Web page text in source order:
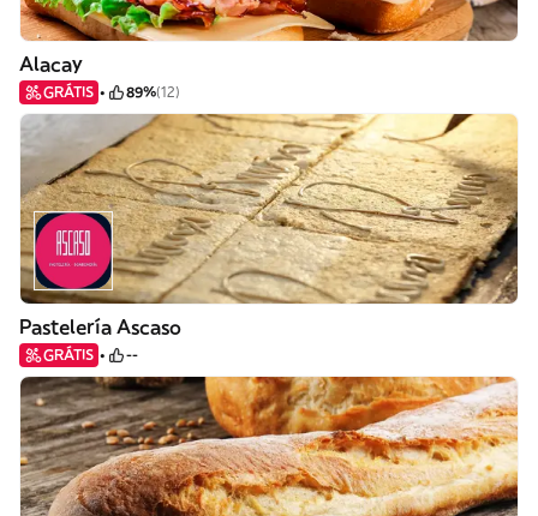
Alacay
GRÁTIS 89%(12)
Pastelería Ascaso
GRÁTIS --